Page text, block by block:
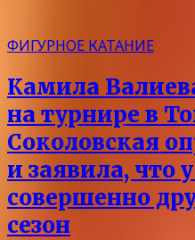
ФИГУРНОЕ КАТАНИЕ
Камила
на турнире в
Соколовская
и заявила, что
совершенно
сезон